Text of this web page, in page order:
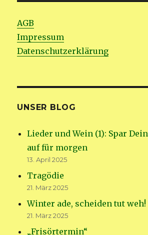
AGB
Impressum
Datenschutzerklärung
UNSER BLOG
Lieder und Wein (1): Spar
auf für morgen
13. April 2025
Tragödie
21. März 2025
Winter ade, scheiden tut weh!
21. März 2025
„Frisörtermin“